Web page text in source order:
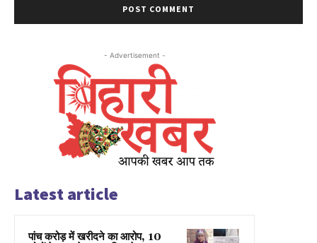
- Advertisement -
Latest article
पांच करोड़ में खरीदने का आरोप, 10